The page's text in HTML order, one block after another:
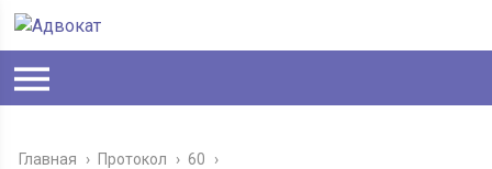
Главная › Протокол › 60 ›